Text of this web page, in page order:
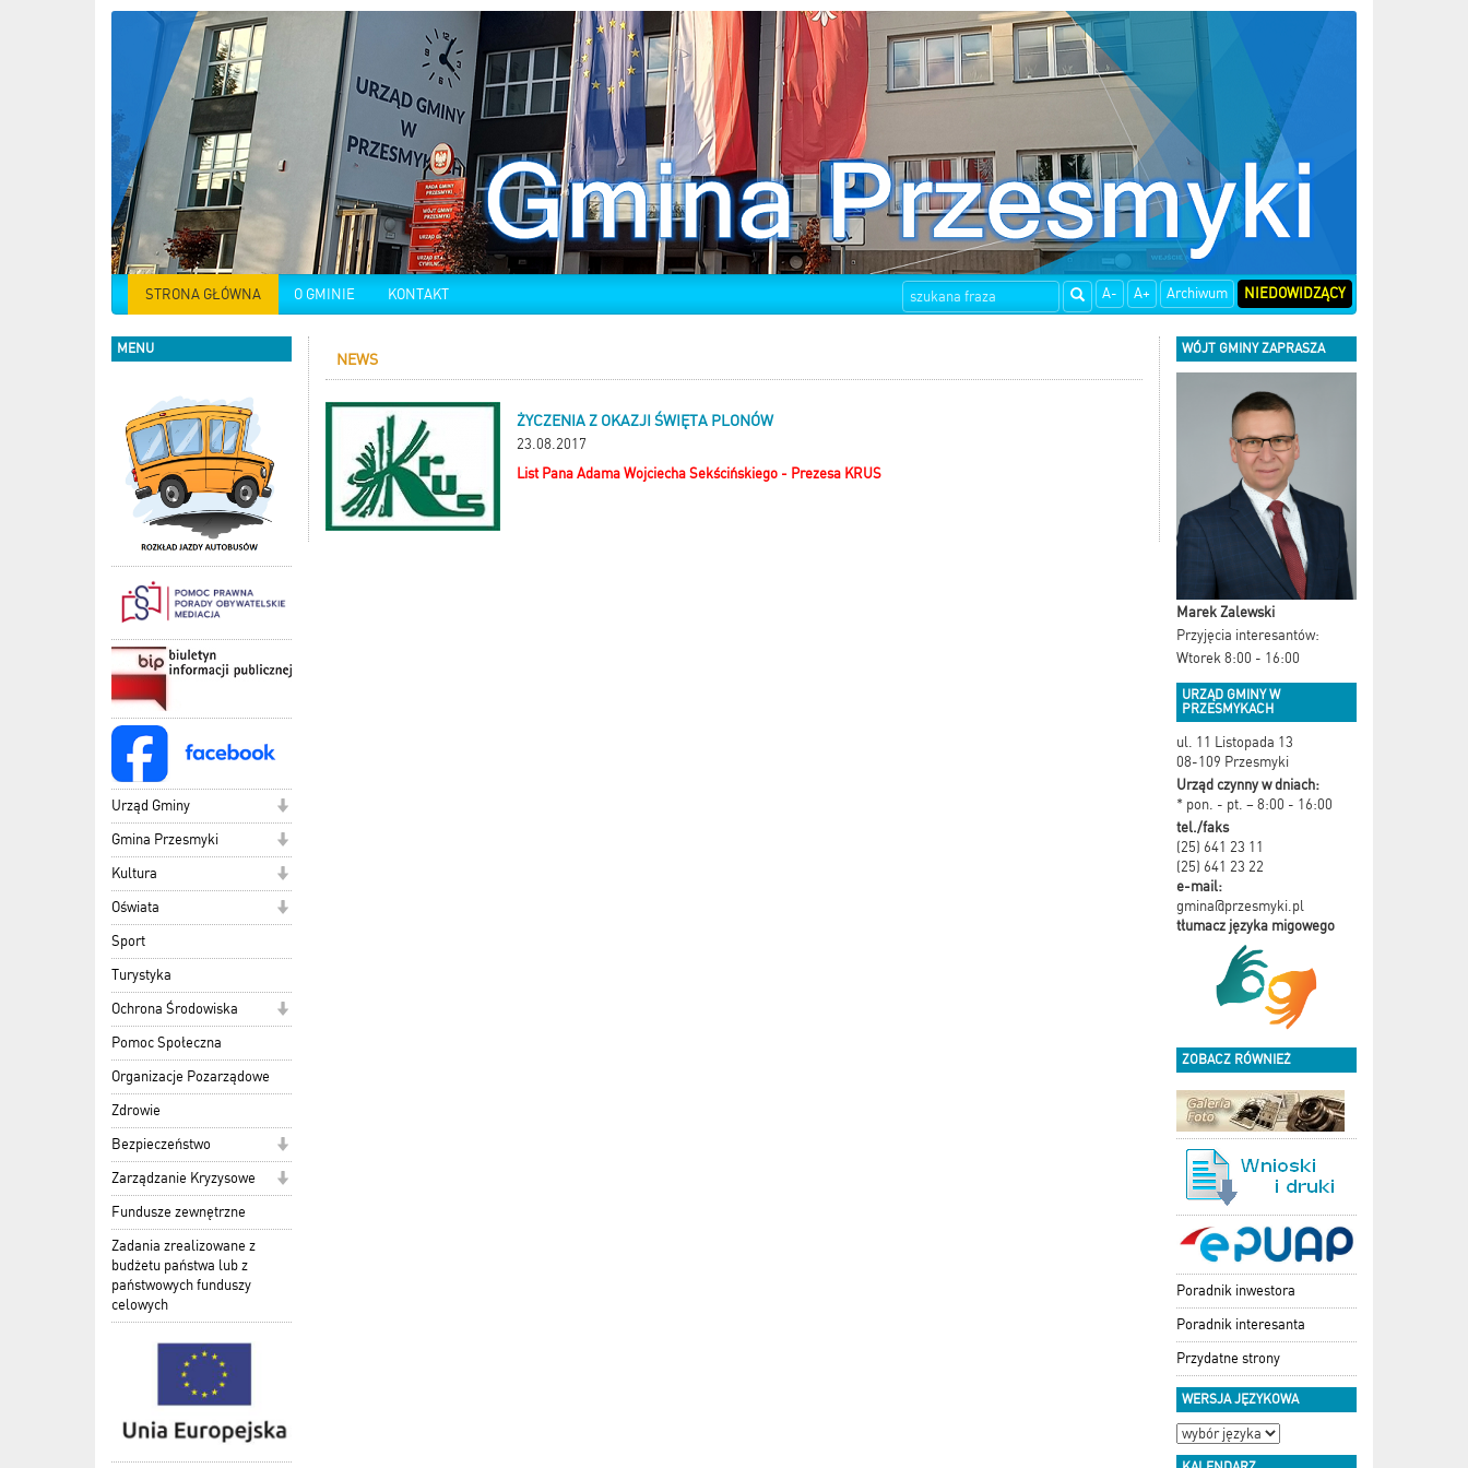
STRONA GŁÓWNA O GMINIE KONTAKT A- A+ Archiwum NIEDOWIDZĄCY
MENU
Urząd Gminy
Gmina Przesmyki
Kultura
Oświata
Sport
Turystyka
Ochrona Środowiska
Pomoc Społeczna
Organizacje Pozarządowe
Zdrowie
Bezpieczeństwo
Zarządzanie Kryzysowe
Fundusze zewnętrzne
Zadania zrealizowane z
budżetu państwa lub z
państwowych funduszy
celowych
NEWS
ŻYCZENIA Z OKAZJI ŚWIĘTA PLONÓW
23.08.2017
List Pana Adama Wojciecha Sekścińskiego - Prezesa KRUS
WÓJT GMINY ZAPRASZA
Marek Zalewski
Przyjęcia interesantów:
Wtorek 8:00 - 16:00
URZĄD GMINY W
PRZESMYKACH
ul. 11 Listopada 13
08-109 Przesmyki
Urząd czynny w dniach:
* pon. - pt. – 8:00 - 16:00
tel./faks
(25) 641 23 11
(25) 641 23 22
e-mail:
gmina@przesmyki.pl
tłumacz języka migowego
ZOBACZ RÓWNIEŻ
Poradnik inwestora
Poradnik interesanta
Przydatne strony
WERSJA JĘZYKOWA